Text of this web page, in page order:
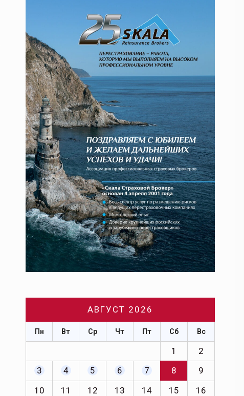
АВГУСТ 2026
Пн Вт Ср Чт Пт Сб Вс
1
2
3
4 5 6 7 8
9
10
11 12 13 14 15
16